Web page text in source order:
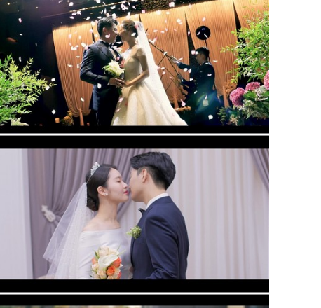
아모르아트 웨딩컨벤션( 대표촬영)
대전 icc웨딩홀 (부대표촬영)